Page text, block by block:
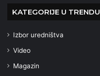
KATEGORIJE U TRENDU
Izbor uredništva
Video
Magazin